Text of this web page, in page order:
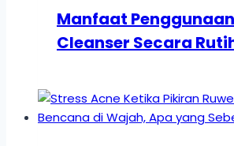
Manfaat
Cleanser Secara